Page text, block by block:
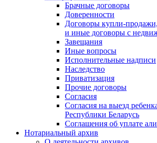
Брачные договоры
Доверенности
Договоры купли-
и иные договоры с
Завещания
Иные вопросы
Исполнительные надписи
Наследство
Приватизация
Прочие договоры
Согласия
Согласия на выезд
Республики Беларусь
Соглашения об уплате
Нотариальный архив